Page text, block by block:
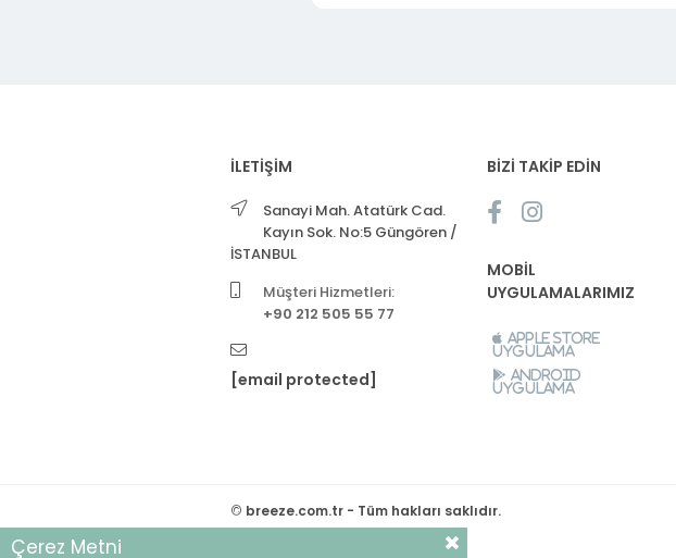
İLETİŞİM
Sanayi Mah. Atatürk Cad.
Kayın Sok. No:5 Güngören /
İSTANBUL
Müşteri Hizmetleri:
+90 212 505 55 77
[email protected]
BİZİ TAKİP EDİN
MOBİL
UYGULAMALARIMIZ
Apple Store
Uygulama
Android
Uygulama
© breeze.com.tr - Tüm hakları saklıdır.
Çerez Metni